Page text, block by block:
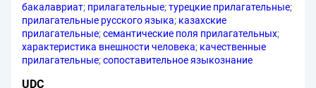
бакалавриат; прилагательные;турецкие прилагательные;
прилагательные русского языка; казахские
прилагательные;семантические поля прилагательных;
характеристика внешности человека; качественные
прилагательные;сопоставительное языкознание
UDC